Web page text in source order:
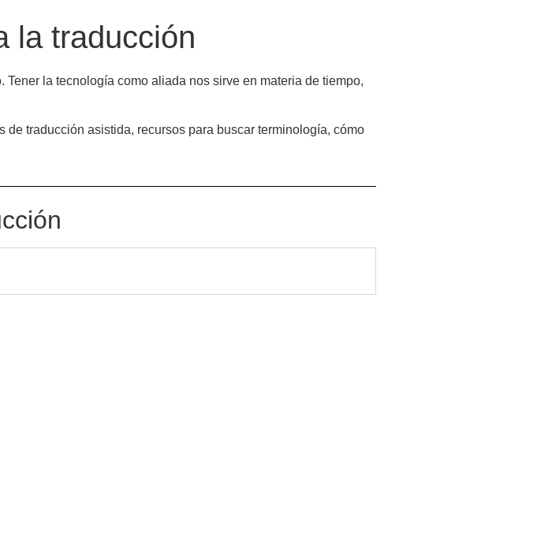
la traducción
la tecnología como aliada nos sirve en materia de tiempo,
de traducción asistida, recursos para buscar terminología, cómo